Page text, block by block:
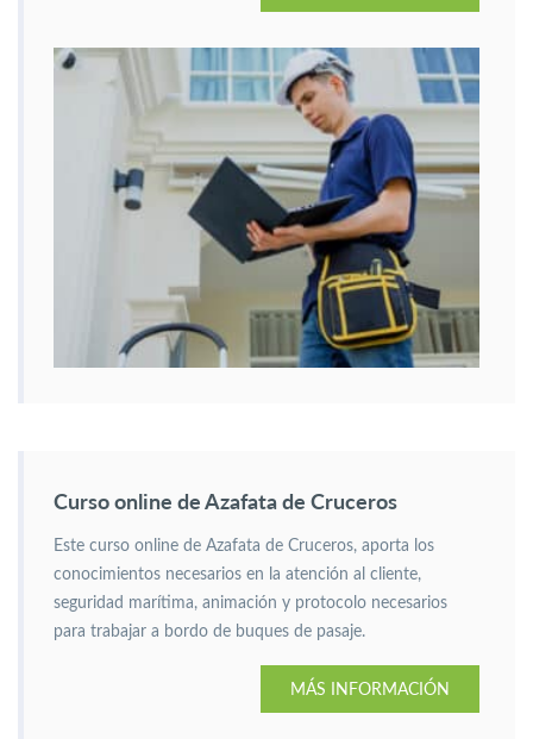
Curso online de Azafata de Cruceros
Este curso online de Azafata de Cruceros, aporta los
conocimientos necesarios en la atención al cliente,
seguridad marítima, animación y protocolo necesarios
para trabajar a bordo de buques de pasaje.
MÁS INFORMACIÓN